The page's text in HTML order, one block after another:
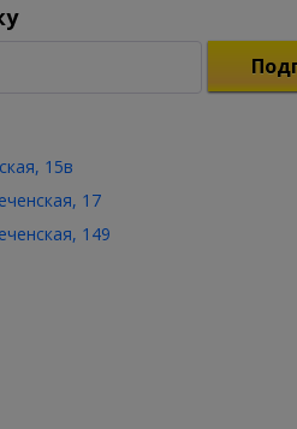
15в
17
149